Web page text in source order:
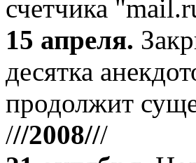
счетчика
15 апреля.
десятка
продолжит
///2008///